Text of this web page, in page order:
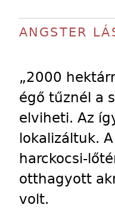
ANGSTER
„2000
égő tűznél a
elviheti. Az
lokalizáltuk.
harckocsi-
otthagyott
volt.